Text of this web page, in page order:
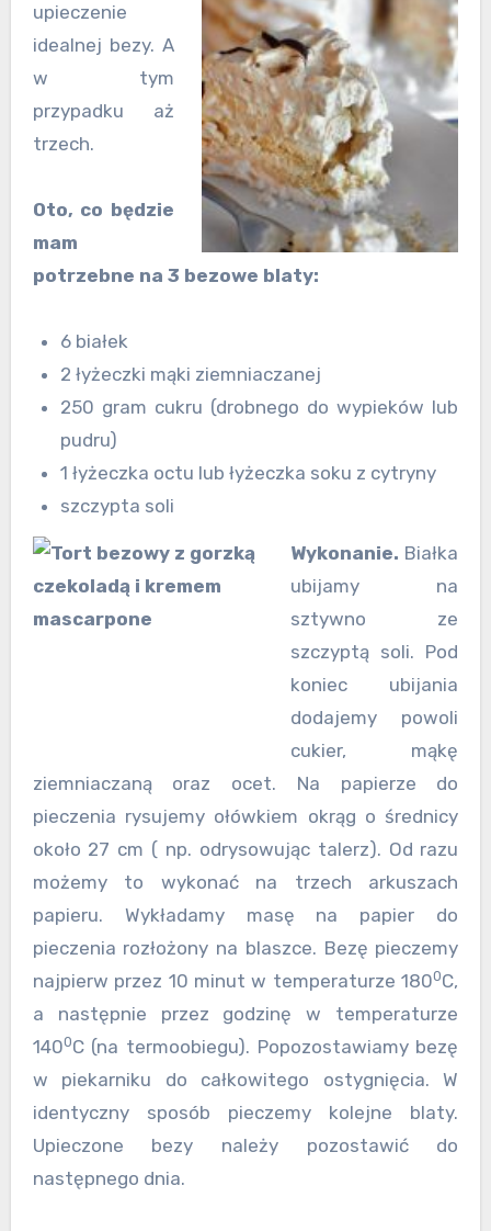
upieczenie
idealnej bezy. A
w tym
przypadku aż
trzech.
Oto, co będzie
mam
potrzebne na 3 bezowe blaty:
6 białek
2 łyżeczki mąki ziemniaczanej
250 gram cukru (drobnego do wypieków lub
pudru)
1 łyżeczka octu lub łyżeczka soku z cytryny
szczypta soli
Wykonanie. Białka
ubijamy na
sztywno ze
szczyptą soli. Pod
koniec ubijania
dodajemy powoli
cukier, mąkę
ziemniaczaną oraz ocet. Na papierze do
pieczenia rysujemy ołówkiem okrąg o średnicy
około 27 cm ( np. odrysowując talerz). Od razu
możemy to wykonać na trzech arkuszach
papieru. Wykładamy masę na papier do
pieczenia rozłożony na blaszce. Bezę pieczemy
najpierw przez 10 minut w temperaturze 1800C,
a następnie przez godzinę w temperaturze
1400C (na termoobiegu). Popozostawiamy bezę
w piekarniku do całkowitego ostygnięcia. W
identyczny sposób pieczemy kolejne blaty.
Upieczone bezy należy pozostawić do
następnego dnia.